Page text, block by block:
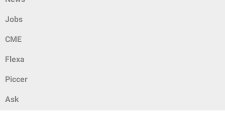
Jobs
CME
Flexa
Piccer
Ask